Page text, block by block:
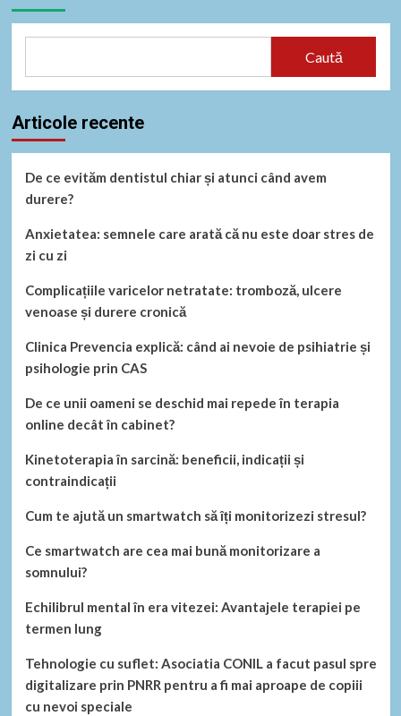
Caută
Articole recente
De ce evităm dentistul chiar și atunci când avem
durere?
Anxietatea: semnele care arată că nu este doar stres de
zi cu zi
Complicațiile varicelor netratate: tromboză, ulcere
venoase și durere cronică
Clinica Prevencia explică: când ai nevoie de psihiatrie și
psihologie prin CAS
De ce unii oameni se deschid mai repede în terapia
online decât în cabinet?
Kinetoterapia în sarcină: beneficii, indicații și
contraindicații
Cum te ajută un smartwatch să îți monitorizezi stresul?
Ce smartwatch are cea mai bună monitorizare a
somnului?
Echilibrul mental în era vitezei: Avantajele terapiei pe
termen lung
Tehnologie cu suflet: Asociatia CONIL a facut pasul spre
digitalizare prin PNRR pentru a fi mai aproape de copiii
cu nevoi speciale